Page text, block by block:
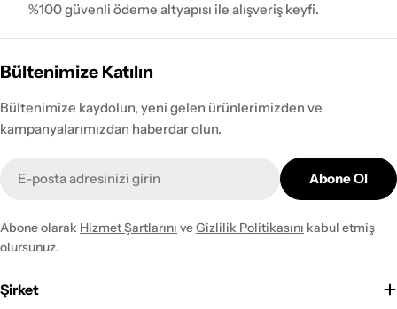
%100 güvenli ödeme altyapısı ile alışveriş keyfi.
Bültenimize Katılın
Bültenimize kaydolun, yeni gelen ürünlerimizden ve
kampanyalarımızdan haberdar olun.
posta
Abone Ol
Abone olarak Hizmet Şartlarını veGizlilik Politikasını kabul etmiş
olursunuz.
Şirket